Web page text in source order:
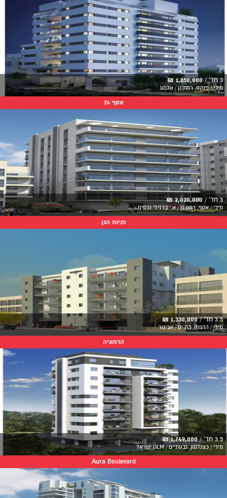
3 חד' / 1,850,000 ₪
מידי / פנקס, רמת גן / אלמוג
אסף 24
3 חד' / 2,020,000 ₪
מידי / אסף, רמת גן / א.י ברזילי נכסים
פנינת הגן
3.5 חד' / 1,330,000 ₪
מידי / ההגנה, בת ים / אביגור
הרמוניה
3.5 חד' / 1,749,000 ₪
מידי / כצנלסון, גבעתיים / GLM ישראל
Aura Boulevard